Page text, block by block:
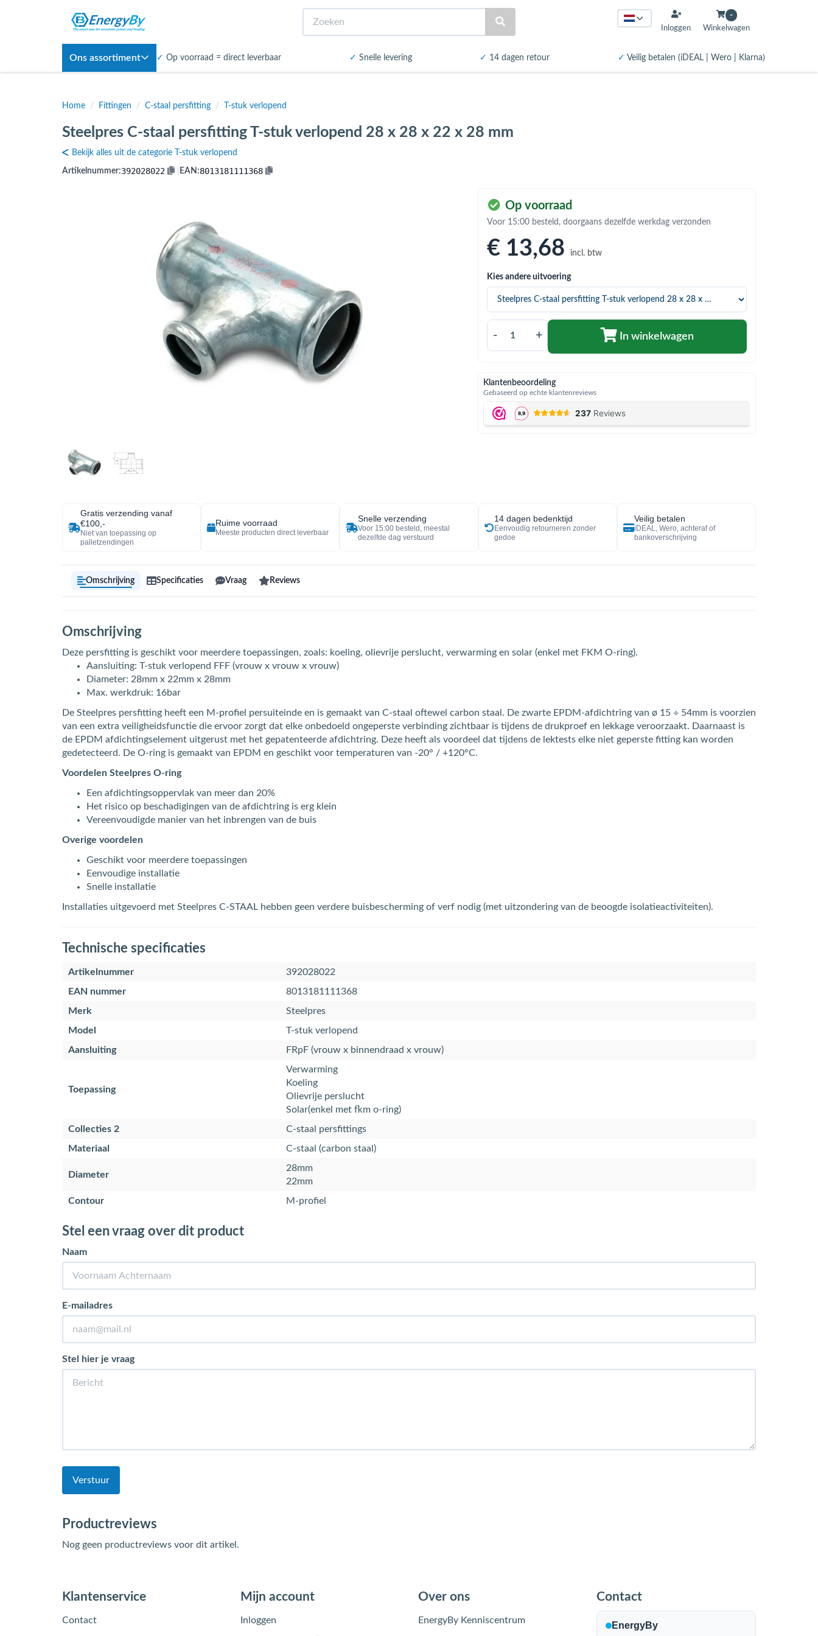
Inloggen
-
Winkelwagen
Ons assortiment ✓ Op voorraad = direct leverbaar ✓ Snelle levering ✓ 14 dagen retour ✓ Veilig betalen (iDEAL | Wero | Klarna)
Home / Fittingen / C-staal persfitting / T-stuk verlopend
Steelpres C-staal persfitting T-stuk verlopend 28 x 28 x 22 x 28 mm
Bekijk alles uit de categorie T-stuk verlopend
Artikelnummer:392028022 EAN:8013181111368
Op voorraad
Voor 15:00 besteld, doorgaans dezelfde werkdag verzonden
€ 13,68 incl. btw
Kies andere uitvoering
- + In winkelwagen
Klantenbeoordeling
Gebaseerd op echte klantenreviews
Gratis verzending vanaf
€100,-
Niet van toepassing op
palletzendingen
Ruime voorraad
Meeste producten direct leverbaar
Snelle verzending
Voor 15:00 besteld, meestal
dezelfde dag verstuurd
14 dagen bedenktijd
Eenvoudig retourneren zonder
gedoe
Veilig betalen
iDEAL, Wero, achteraf of
bankoverschrijving
Omschrijving Specificaties Vraag Reviews
Omschrijving
Deze persfitting is geschikt voor meerdere toepassingen, zoals: koeling, olievrije perslucht, verwarming en solar (enkel met FKM O-ring).
Aansluiting: T-stuk verlopend FFF (vrouw x vrouw x vrouw)
Diameter: 28mm x 22mm x 28mm
Max. werkdruk: 16bar
De Steelpres persfitting heeft een M-profiel persuiteinde en is gemaakt van C-staal oftewel carbon staal. De zwarte EPDM-afdichtring van ø 15 ÷ 54mm is voorzien
van een extra veiligheidsfunctie die ervoor zorgt dat elke onbedoeld ongeperste verbinding zichtbaar is tijdens de drukproef en lekkage veroorzaakt. Daarnaast is
de EPDM afdichtingselement uitgerust met het gepatenteerde afdichtring. Deze heeft als voordeel dat tijdens de lektests elke niet geperste fitting kan worden
gedetecteerd. De O-ring is gemaakt van EPDM en geschikt voor temperaturen van -20° / +120°C.
Voordelen Steelpres O-ring
Een afdichtingsoppervlak van meer dan 20%
Het risico op beschadigingen van de afdichtring is erg klein
Vereenvoudigde manier van het inbrengen van de buis
Overige voordelen
Geschikt voor meerdere toepassingen
Eenvoudige installatie
Snelle installatie
Installaties uitgevoerd met Steelpres C-STAAL hebben geen verdere buisbescherming of verf nodig (met uitzondering van de beoogde isolatieactiviteiten).
Technische specificaties
Artikelnummer
392028022
EAN nummer
8013181111368
Merk
Steelpres
Model
T-stuk verlopend
Aansluiting
FRpF (vrouw x binnendraad x vrouw)
Toepassing
Verwarming
Koeling
Olievrije perslucht
Solar(enkel met fkm o-ring)
Collecties 2
C-staal persfittings
Materiaal
C-staal (carbon staal)
Diameter
28mm
22mm
Contour
M-profiel
Stel een vraag over dit product
Naam
E-mailadres
Stel hier je vraag
Verstuur
Productreviews
Nog geen productreviews voor dit artikel.
Klantenservice
Contact
Mijn account
Inloggen
Over ons
EnergyBy Kenniscentrum
Contact
EnergyBy